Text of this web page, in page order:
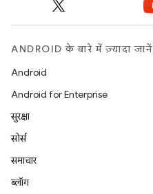
ANDROID के बारे में ज़्यादा जानें
Android
Android for Enterprise
सुरक्षा
सोर्स
समाचार
ब्लॉग